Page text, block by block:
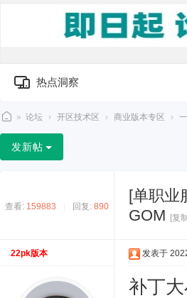
热点洞察
2
2
k
» 论坛 › 开区技术区 › 商业版本专区 ›
发新帖
查看: 159883 回复: 890
[单职业
GOM
[复
22pk版本 发表于
补丁